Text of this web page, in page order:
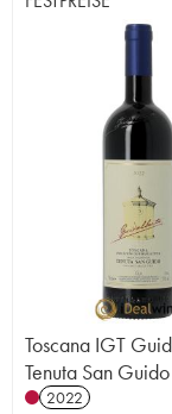
Toscana IGT
Tenuta San Guido
2022